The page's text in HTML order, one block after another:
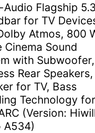
Audio Flagship
for TV
Atmos, 800
Cinema Sound
with
Rear Speakers,
for TV, Bass
Technology
(Version:
A534)